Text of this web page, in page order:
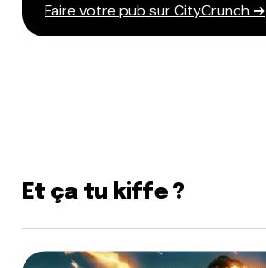
Faire votre pub sur CityCrunch ➔
Et ça tu kiffe ?